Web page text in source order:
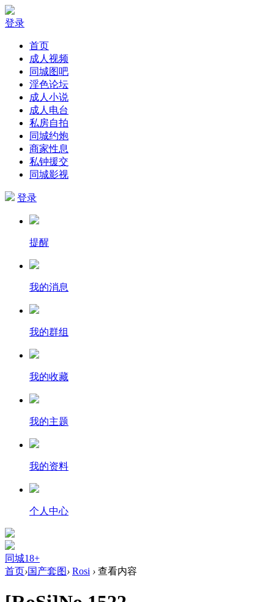
登录
首页
成人视频
同城图吧
淫色论坛
成人小说
成人电台
私房自拍
同城约炮
商家性息
私钟援交
同城影视
登录
提醒
我的消息
我的群组
我的收藏
我的主题
我的资料
个人中心
同城18+
首页›国产套图› Rosi › 查看内容